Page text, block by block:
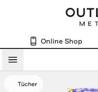
Online Shop
Menü
Tücher